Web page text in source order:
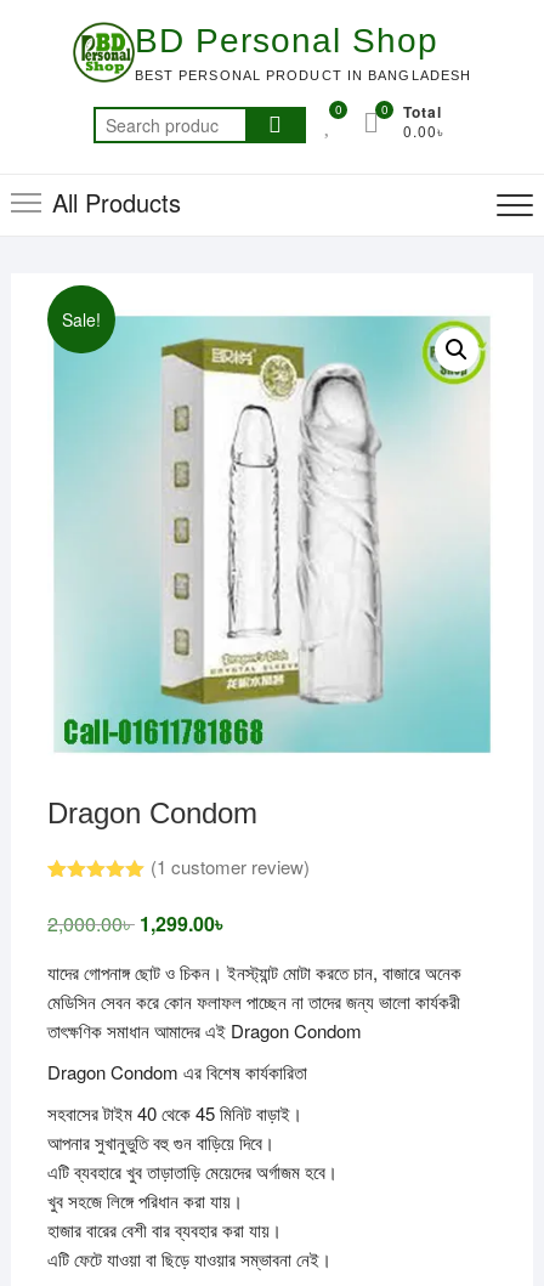
BD Personal Shop
BEST PERSONAL PRODUCT IN BANGLADESH
Search
for:
0 Total
0.00৳
0
All Products
Sale!
Dragon Condom
based on
rating
(1 customer review)
2,000.00৳ Original
price
was:
2,000.00৳ .
1,299.00৳
is:
1,299.00৳ .
যাদের গোপনাঙ্গ ছোট ও চিকন। ইনস্ট্যান্ট মোটা করতে চান, বাজারে অনেক
মেডিসিন সেবন করে কোন ফলাফল পাচ্ছেন না তাদের জন্য ভালো কার্যকরী
তাৎক্ষণিক সমাধান আমাদের এই Dragon Condom
Dragon Condom এর বিশেষ কার্যকারিতা
সহবাসের টাইম 40 থেকে 45 মিনিট বাড়াই।
আপনার সুখানুভুতি বহু গুন বাড়িয়ে দিবে।
এটি ব্যবহারে খুব তাড়াতাড়ি মেয়েদের অর্গাজম হবে।
খুব সহজে লিঙ্গে পরিধান করা যায়।
হাজার বারের বেশী বার ব্যবহার করা যায়।
এটি ফেটে যাওয়া বা ছিড়ে যাওয়ার সম্ভাবনা নেই।